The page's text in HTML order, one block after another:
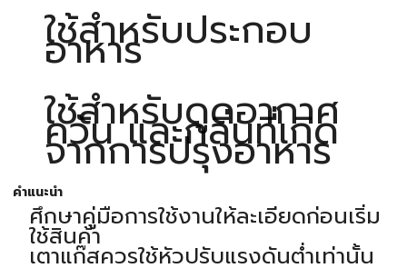
ใช้สำหรับประกอบ
อาหาร
ใช้สำหรับดูดอากาศ
ควัน และกลิ่นที่เกิด
จากการปรุงอาหาร
คำแนะนำ
ศึกษาคู่มือการใช้งานให้ละเอียดก่อนเริ่ม
ใช้สินค้า
เตาแก๊สควรใช้หัวปรับแรงดันต่ำเท่านั้น